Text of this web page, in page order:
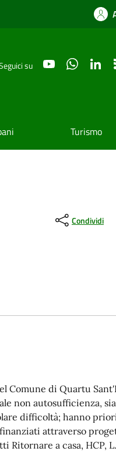
su YouTube
Turismo
Condividi
di Quartu
non autosufficienza,
difficoltà; hanno p
finanziati attraverso
Ritornare a casa, HCP,